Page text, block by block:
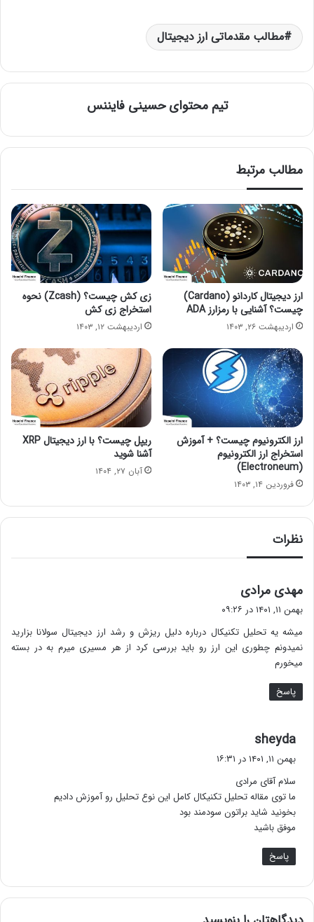
مطالب مقدماتی ارز دیجیتال
تیم محتوای حسینی‌ فایننس
مطالب مرتبط
ارز دیجیتال کاردانو (Cardano)
چیست؟ آشنایی با رمزارز ADA
اردیبهشت ۲۶, ۱۴۰۳
زی کش چیست؟ (Zcash) نحوه
استخراج زی کش
اردیبهشت ۱۲, ۱۴۰۳
ارز الکترونیوم چیست؟ + آموزش
استخراج ارز الکترونیوم
(Electroneum)
فروردین ۱۴, ۱۴۰۳
ریپل چیست؟ با ارز دیجیتال XRP
آشنا شوید
آبان ۲۷, ۱۴۰۴
نظرات
مهدی مرادی
ف
:
بهمن ۱۱, ۱۴۰۱ در ۰۹:۲۶
میشه یه تحلیل تکنیکال درباره دلیل ریزش و رشد ارز دیجیتال سولانا بزارید
نمیدونم چطوری این ارز رو باید بررسی کرد از هر مسیری میرم به در بسته
میخورم
پاسخ
sheyda
ف
:
بهمن ۱۱, ۱۴۰۱ در ۱۶:۳۱
سلام آقای مرادی
ما توی مقاله تحلیل تکنیکال کامل این نوع تحلیل رو آموزش دادیم
بخونید شاید براتون سودمند بود
موفق باشید
پاسخ